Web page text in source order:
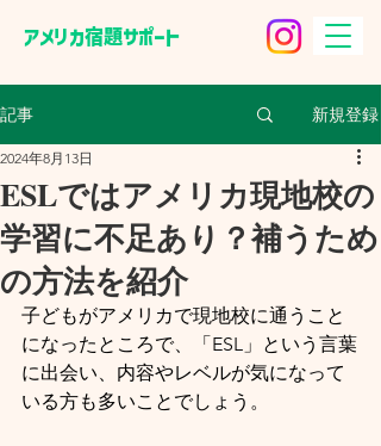
​アメリカ宿題サポート
記事 新規登録
ESLではアメリカ現地校の
学習に不足あり？補うため
の方法を紹介
2024年8月13日
子どもがアメリカで現地校に通うこと
になったところで、「ESL」という言葉
に出会い、内容やレベルが気になって
いる方も多いことでしょう。